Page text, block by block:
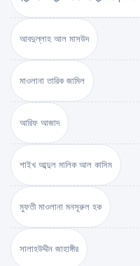
আবদুল্লাহ আল মাসউদ
মাওলানা তারিক জামিল
আরিফ আজাদ
শাইখ আব্দুল মালিক আল কাসিম
মুফতী মাওলানা মনসূরুল হক
সালাহউদ্দীন জাহাঙ্গীর